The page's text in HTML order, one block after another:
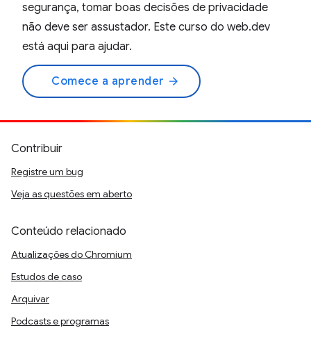
segurança, tomar boas decisões de privacidade
não deve ser assustador. Este curso do web.dev
está aqui para ajudar.
Comece a aprender arrow_forward
Contribuir
Registre um bug
Veja as questões em aberto
Conteúdo relacionado
Atualizações do Chromium
Estudos de caso
Arquivar
Podcasts e programas